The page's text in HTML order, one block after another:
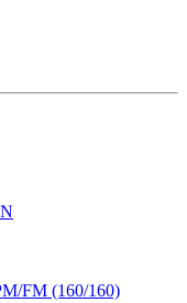
FM (160/160)